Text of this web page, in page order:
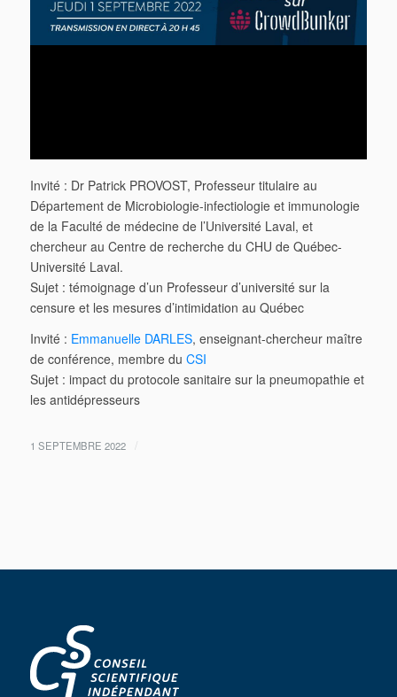
Invité : Dr Patrick PROVOST, Professeur titulaire au
Département de Microbiologie-infectiologie et immunologie
de la Faculté de médecine de l’Université Laval, et
chercheur au Centre de recherche du CHU de Québec-
Université Laval.
Sujet : témoignage d’un Professeur d’université sur la
censure et les mesures d’intimidation au Québec
Invité : Emmanuelle DARLES, enseignant-chercheur maître
de conférence, membre du CSI
Sujet : impact du protocole sanitaire sur la pneumopathie et
les antidépresseurs
1 SEPTEMBRE 2022 /